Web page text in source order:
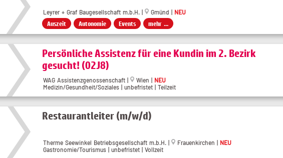
Leyrer + Graf Baugesellschaft m.b.H. | Gmünd | NEU
Auszeit Autonomie Events mehr ...
Persönliche Assistenz für eine Kundin im 2. Bezirk
gesucht! (02J8)
WAG Assistenzgenossenschaft | Wien | NEU
Medizin/Gesundheit/Soziales | unbefristet | Teilzeit
Restaurantleiter (m/w/d)
Therme Seewinkel Betriebsgesellschaft m.b.H. | Frauenkirchen | NEU
Gastronomie/Tourismus | unbefristet | Vollzeit